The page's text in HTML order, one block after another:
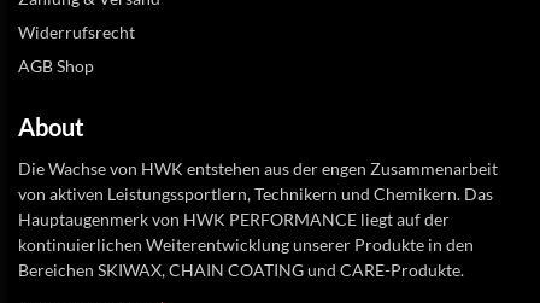
Widerrufsrecht
AGB Shop
About
Die Wachse von HWK entstehen aus der engen Zusammenarbeit
von aktiven Leistungssportlern, Technikern und Chemikern. Das
Hauptaugenmerk von HWK PERFORMANCE liegt auf der
kontinuierlichen Weiterentwicklung unserer Produkte in den
Bereichen SKIWAX, CHAIN COATING und CARE-Produkte.